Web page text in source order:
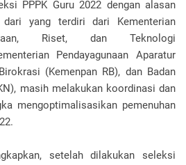
PPPK Guru 2022 dengan alasan
yang terdiri dari Kementerian
Riset, dan Teknologi
Pendayagunaan Aparatur
(Kemenpan RB), dan Badan
masih melakukan koordinasi dan
mengoptimalisasikan pemenuhan
setelah dilakukan seleksi